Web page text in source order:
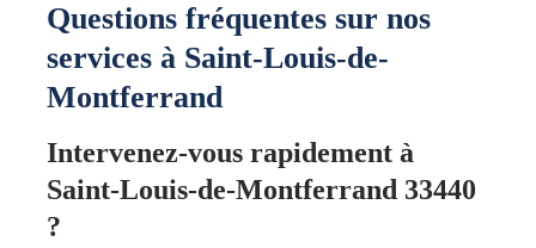
Questions fréquentes sur nos
services à Saint-Louis-de-
Montferrand
Intervenez-vous rapidement à
Saint-Louis-de-Montferrand 33440
?